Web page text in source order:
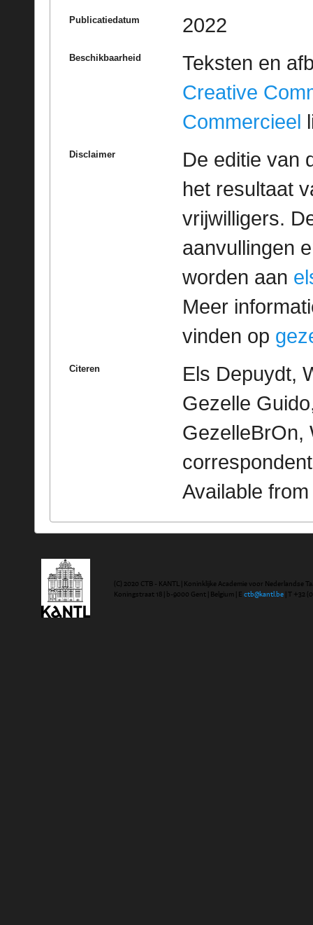
Publicatiedatum 2022
Beschikbaarheid
Teksten en
Creative
Commercieel
Disclaimer
De editie van
het resultaat
vrijwilligers.
aanvullingen
worden aan
Meer
vinden op
Citeren
Els Depuydt,
Gezelle
GezelleBrOn,
Available
(C) 2020 CTB - KANTL | Koninklijke Academie voor Nederlandse
Koningstraat 18 | b-9000 Gent | Belgium | E ctb@kantl.be | T +32